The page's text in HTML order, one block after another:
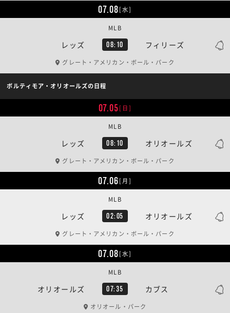
07.08[水]
レッズ 08:10 フィリーズ
MLB
グレート・アメリカン・ボール・パーク
ボルティモア・オリオールズの日程
07.05[日]
レッズ 08:10 オリオールズ
MLB
グレート・アメリカン・ボール・パーク
07.06[月]
レッズ 02:05 オリオールズ
MLB
グレート・アメリカン・ボール・パーク
07.08[水]
オリオールズ 07:35 カブス
MLB
オリオール・パーク